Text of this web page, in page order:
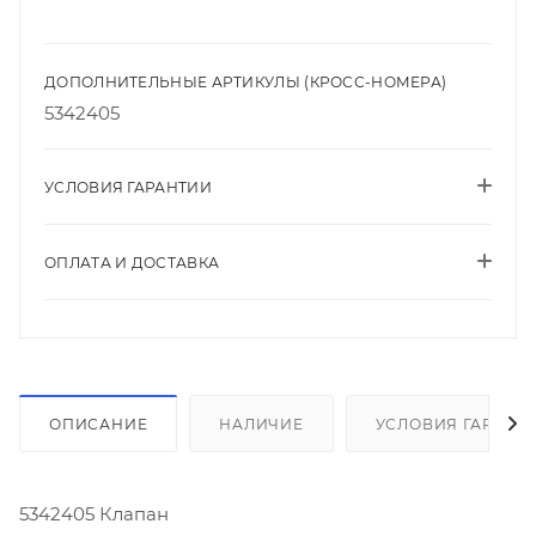
ДОПОЛНИТЕЛЬНЫЕ АРТИКУЛЫ (КРОСС-НОМЕРА)
5342405
УСЛОВИЯ ГАРАНТИИ
ОПЛАТА И ДОСТАВКА
ОПИСАНИЕ НАЛИЧИЕ УСЛОВИЯ
5342405 Клапан